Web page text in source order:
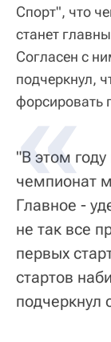
Спорт", что
станет
Согласен с
подчеркнул,
форсировать
"В этом
чемпионат
Главное -
не так все
первых
стартов
подчеркнул